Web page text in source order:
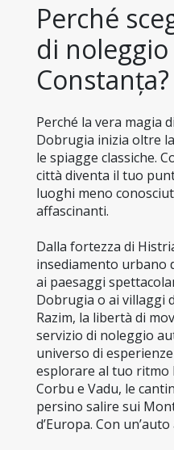
Perché
di
Constanța?
Perché la vera magia
Dobrugia inizia oltre
le spiagge classiche.
città diventa il tuo
luoghi meno
affascinanti.
Dalla fortezza di
insediamento urbano
ai paesaggi
Dobrugia o ai villaggi
Razim, la libertà di
servizio di noleggio
universo di
esplorare al tuo ritmo
Corbu e Vadu, le
persino salire sui
d’Europa. Con